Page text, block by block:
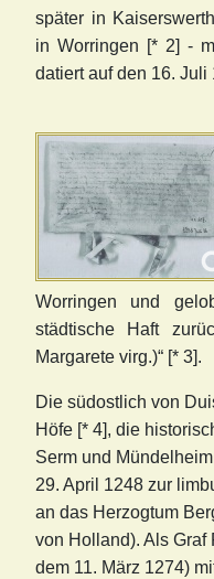
später in
in Worringen [* 2] -
datiert auf den 16.
Worringen und
städtische Haft
Margarete virg.)“ [* 3].
Die südostlich von
Höfe [* 4], die
Serm und
29. April 1248 zur
an das Herzogtum
von Holland). Als
dem 11. März 1274)